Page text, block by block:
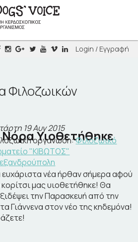
Login / Εγγραφή
Φιλοζωικών
Υιοθετήθηκε
19 Αυγ 2015
οργάνωση:Φιλοζωικό
"ΚΙΒΩΤΟΣ"
ευχάριστα νέα ήρθαν σήμερα αφού
μας υιοθετήθηκε! Θα
την Παρασκευή από την
Γιάννενα στον νέο της κηδεμόνα!